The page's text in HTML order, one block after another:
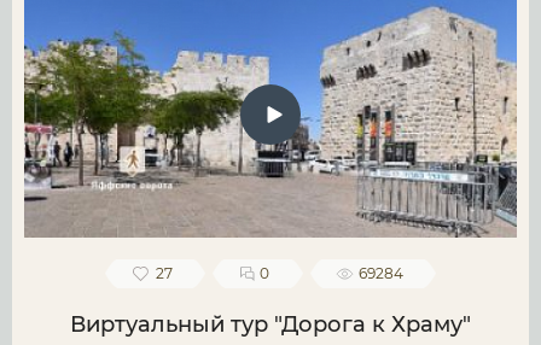
27 0 69284
Виртуальный тур "Дорога к Храму"